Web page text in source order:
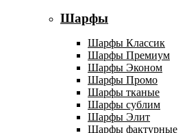
Шарфы
Шарфы Классик
Шарфы Премиум
Шарфы Эконом
Шарфы Промо
Шарфы тканые
Шарфы сублим
Шарфы Элит
Шарфы фактурные